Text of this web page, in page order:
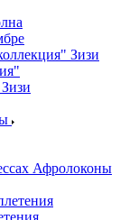
Зизи
Зизи
Афролоконы